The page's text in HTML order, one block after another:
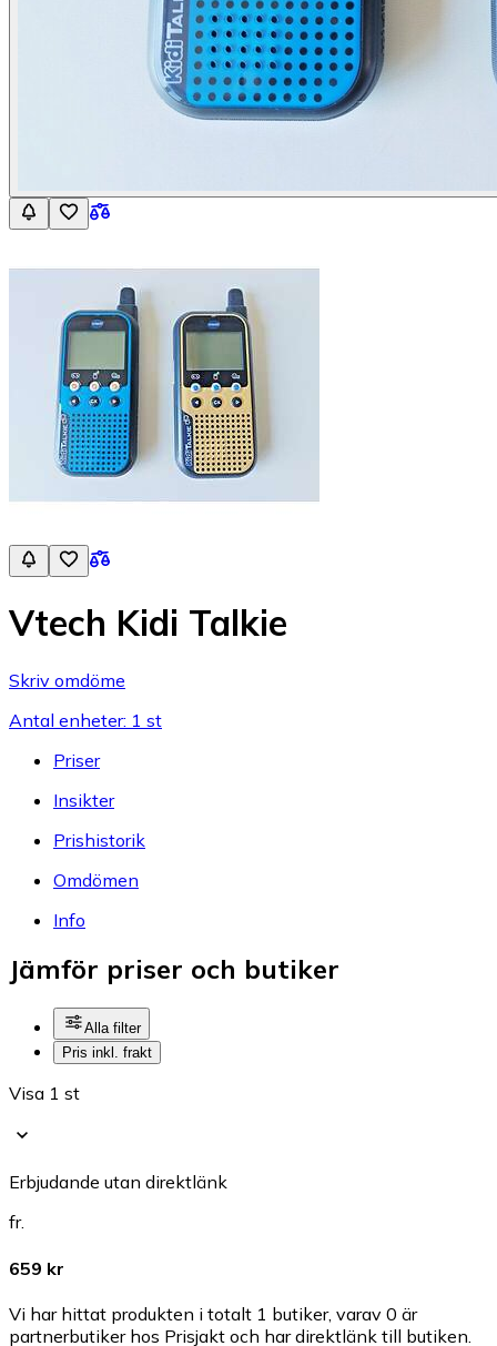
Vtech Kidi Talkie
Skriv omdöme
Antal enheter: 1 st
Priser
Insikter
Prishistorik
Omdömen
Info
Jämför priser och butiker
Alla filter
Pris inkl. frakt
Visa 1 st
Erbjudande utan direktlänk
fr.
659 kr
Vi har hittat produkten i totalt 1 butiker, varav 0 är
partnerbutiker hos Prisjakt och har direktlänk till butiken.